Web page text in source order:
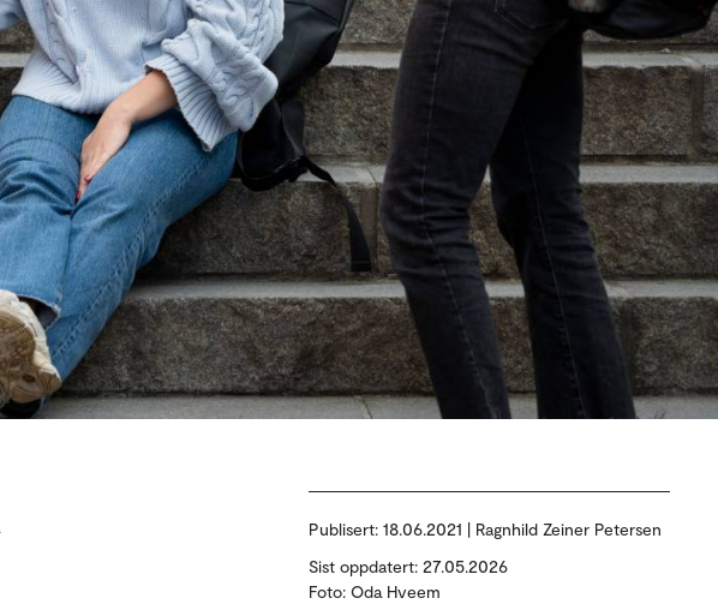
Publisert: 18.06.2021 | Ragnhild Zeiner Petersen
Sist oppdatert: 27.05.2026
Foto: Oda Hveem